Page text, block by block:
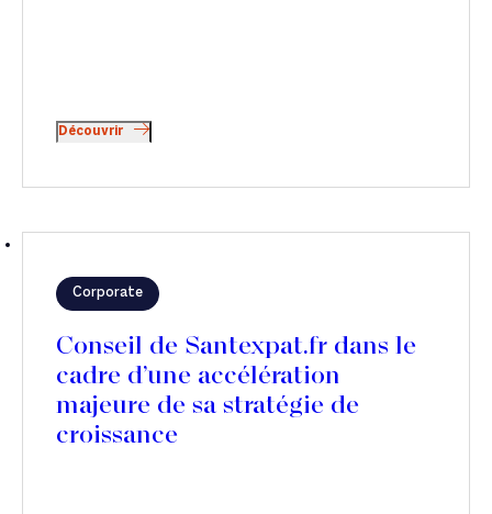
Découvrir
Corporate
Conseil de Santexpat.fr dans le
cadre d’une accélération
majeure de sa stratégie de
croissance